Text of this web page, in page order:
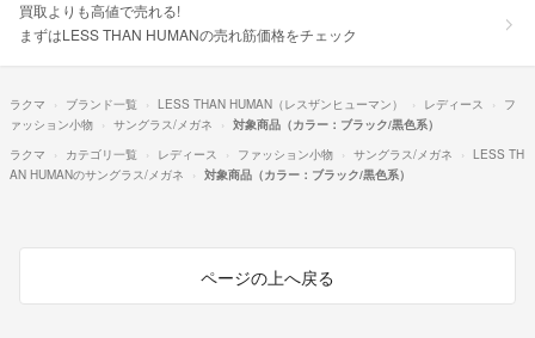
買取よりも高値で売れる!
まずはLESS THAN HUMANの売れ筋価格をチェック
ラクマ ブランド一覧 LESS THAN HUMAN（レスザンヒューマン） レディース
フ
ァッション小物
サングラス/メガネ
対象商品（カラー：ブラック/黒色系）
ラクマ
カテゴリ一覧 レディース ファッション小物 サングラス/メガネ
LESS TH
AN HUMANのサングラス/メガネ
対象商品（カラー：ブラック/黒色系）
ページの上へ戻る